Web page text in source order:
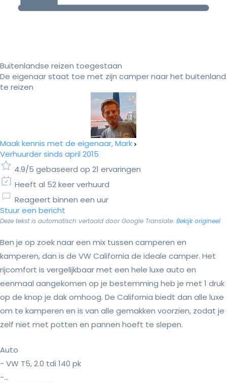
Buitenlandse reizen toegestaan
De eigenaar staat toe met zijn camper naar het buitenland
te reizen
Maak kennis met de eigenaar, Mark
Verhuurder sinds april 2015
4.9/5 gebaseerd op 21 ervaringen
Heeft al 52 keer verhuurd
Reageert binnen een uur
Stuur een bericht
Deze tekst is automatisch vertaald door Google Translate. Bekijk origineel
Ben je op zoek naar een mix tussen camperen en
kamperen, dan is de VW California de ideale camper. Het
rijcomfort is vergelijkbaar met een hele luxe auto en
eenmaal aangekomen op je bestemming heb je met 1 druk
op de knop je dak omhoog. De California biedt dan alle luxe
om te kamperen en is van alle gemakken voorzien, zodat je
zelf niet met potten en pannen hoeft te slepen.
Auto
- VW T5, 2.0 tdi 140 pk
-...